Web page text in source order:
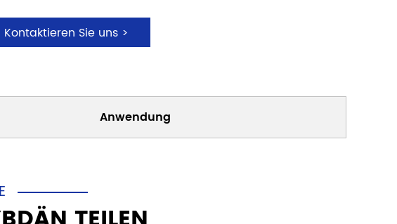
Kontaktieren Sie uns >
Anwendung